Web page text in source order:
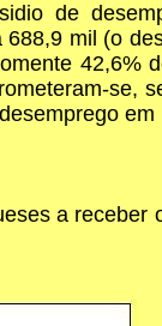
de
mil (o
42,6%
se,
em
a receber